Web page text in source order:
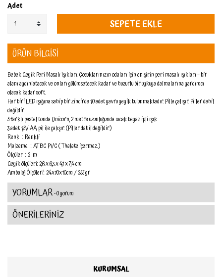
Adet
SEPETE EKLE
ÜRÜN BİLGİSİ
Bebek Geyik Peri Masalı Işıkları. Çocuklarınızın odaları için en şirin peri masalı ışıkları – bir
alanı aydınlatacak ve onları gülümsetecek kadar ve huzurlu bir uykuya dalmalarına yardımcı
olacak kadar soft.
Her biri LED ışığına sahip bir zincirde 10 adet yavru geyik bulunmaktadır. Pille çalışır. Piller dahil
değildir.
5 farklı pastel tonda Unicorn, 2 metre uzunluğunda sıcak beyaz ipli ışık
3 adet 1,5V AA pil ile çalışır. (Piller dahil değildir)
Renk : Renkli
Malzeme : ATBC PVC ( Thalate içermez.)
Ölçüler : 2 m
Geyik ölçüleri: 2,6 x 6,3 x 4,1 x 7,4 cm
Ambalaj Ölçüleri: 24x10x10cm / 255 gr
YORUMLAR- 0 yorum
ÖNERİLERİNİZ
KURUMSAL